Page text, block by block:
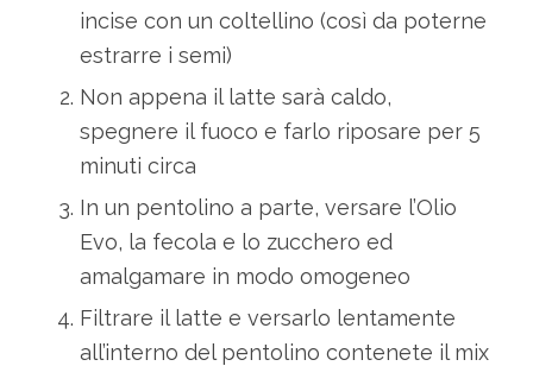
incise con un coltellino (così da poterne
estrarre i semi)
Non appena il latte sarà caldo,
spegnere il fuoco e farlo riposare per 5
minuti circa
In un pentolino a parte, versare l’Olio
Evo, la fecola e lo zucchero ed
amalgamare in modo omogeneo
Filtrare il latte e versarlo lentamente
all’interno del pentolino contenete il mix